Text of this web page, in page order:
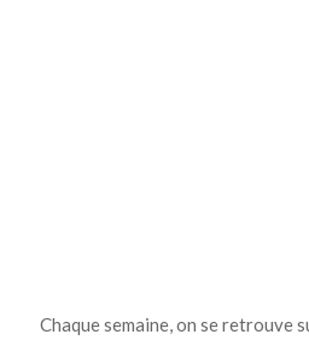
Chaque semaine, on se retrouve